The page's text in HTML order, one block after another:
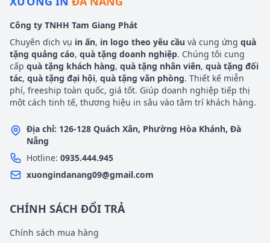
Công ty TNHH Tam Giang Phát
Chuyên dịch vụ in ấn, in logo theo yêu cầu và cung ứng quà
tặng quảng cáo, quà tặng doanh nghiệp. Chúng tôi cung
cấp quà tặng khách hàng, quà tặng nhân viên, quà tặng đối
tác, quà tặng đại hội, quà tặng văn phòng. Thiết kế miễn
phí, freeship toàn quốc, giá tốt. Giúp doanh nghiệp tiếp thị
một cách tinh tế, thương hiệu in sâu vào tâm trí khách hàng.
Địa chỉ: 126-128 Quách Xân, Phường Hòa Khánh, Đà
Nẵng
Hotline: 0935.444.945
xuongindanang09@gmail.com
CHÍNH SÁCH ĐỔI TRẢ
Chính sách mua hàng